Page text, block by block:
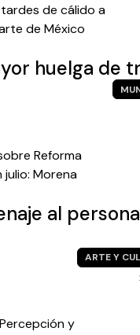
de cálido a
de México
huelga de
Reforma
julio: Morena
al
ARTE Y
y